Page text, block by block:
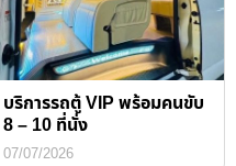
บริการรถตู้ VIP พร้อมคนขับ
8 – 10 ที่นั่ง
07/07/2026